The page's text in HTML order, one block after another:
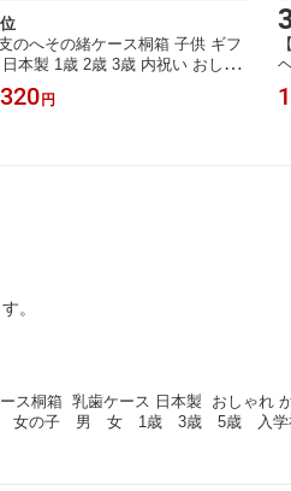
位
のへその緒ケース桐箱 子供 ギフ
日本製 1歳 2歳 3歳 内祝い おしゃ
かわいい 送料無料 名前入り 出
祝い 誕生日 プレゼント 保存
円
。
ス桐箱  乳歯ケース 日本製  おしゃれ
女の子　男　女　1歳　3歳　5歳　入